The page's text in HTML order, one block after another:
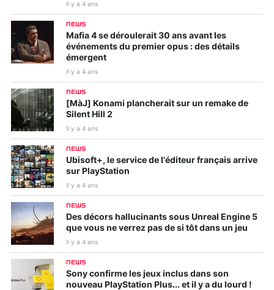
Il y a 4 ans
NEWS
Mafia 4 se déroulerait 30 ans avant les
événements du premier opus : des détails
émergent
Il y a 4 ans
NEWS
[MàJ] Konami plancherait sur un remake de
Silent Hill 2
Il y a 4 ans
NEWS
Ubisoft+, le service de l'éditeur français arrive
sur PlayStation
Il y a 4 ans
NEWS
Des décors hallucinants sous Unreal Engine 5
que vous ne verrez pas de si tôt dans un jeu
Il y a 4 ans
NEWS
Sony confirme les jeux inclus dans son
nouveau PlayStation Plus... et il y a du lourd !